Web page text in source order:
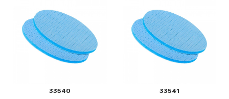
33540 33541